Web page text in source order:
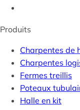
Produits
Charpentes de
Charpentes
Fermes treillis
Poteaux
Halle en kit